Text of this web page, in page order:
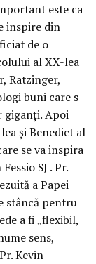
este ca
inspire din
de o
al XX-lea
Ratzinger,
buni care s-
giganţi. Apoi
şi Benedict al
se va inspira
SJ . Pr.
a Papei
stâncă pentru
a fi „flexibil,
sens,
Kevin